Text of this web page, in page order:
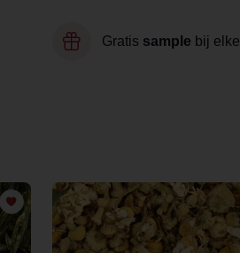
Gratis sample bij